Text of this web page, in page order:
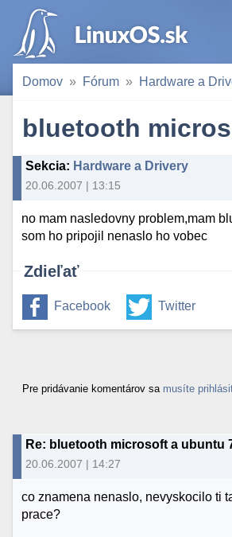
Domov Fórum Hardware a
bluetooth
Sekcia: Hardware a Drivery
20.06.2007 | 13:15
no mam nasledovny problem,mam
som ho pripojil nenaslo ho vobec
Zdieľať
Facebook Twitter
Pre pridávanie komentárov sa musíte
Re: bluetooth microsoft a ubuntu
20.06.2007 | 14:27
co znamena nenaslo, nevyskocilo ti
prace?